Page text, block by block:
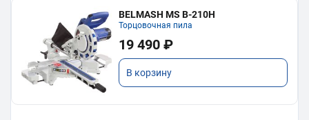
BELMASH MS B-210H
Торцовочная пила
19 490 ₽
В корзину